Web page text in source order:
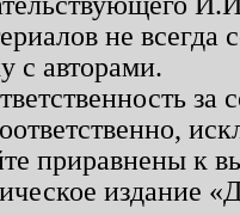
не
с авторами.
приравнены к
издание